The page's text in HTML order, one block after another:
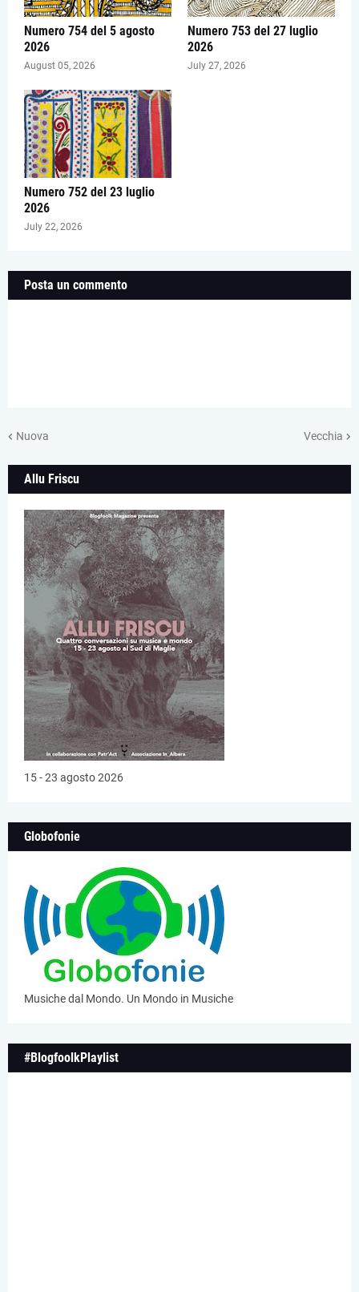
Numero 754 del 5 agosto
2026
August 05, 2026
Numero 753 del 27 luglio
2026
July 27, 2026
Numero 752 del 23 luglio
2026
July 22, 2026
Posta un commento
Nuova Vecchia
Allu Friscu
15 - 23 agosto 2026
Globofonie
Musiche dal Mondo. Un Mondo in Musiche
#BlogfoolkPlaylist